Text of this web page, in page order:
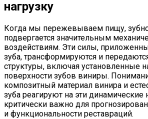
нагрузку
Когда мы пережевываем пищу,
подвергается значительным
воздействиям. Эти силы,
зуба, трансформируются и
структуры, включая установленные
поверхности зубов виниры.
композитный материал винира и
зуба реагируют на эти динамические
критически важно для
и функциональности реставраций.